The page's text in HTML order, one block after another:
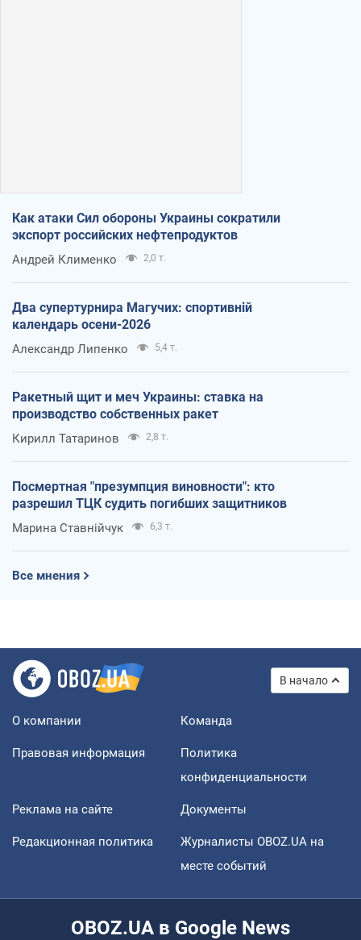
Как атаки Сил обороны Украины сократили
экспорт российских нефтепродуктов
Андрей Клименко 2,0 т.
Два супертурнира Магучих: спортивній
календарь осени-2026
Александр Липенко 5,4 т.
Ракетный щит и меч Украины: ставка на
производство собственных ракет
Кирилл Татаринов 2,8 т.
Посмертная "презумпция виновности": кто
разрешил ТЦК судить погибших защитников
Марина Ставнійчук 6,3 т.
Все мнения
В начало
О компании Команда
Правовая информация
Политика
конфиденциальности
Реклама на сайте Документы
Редакционная политика
Журналисты OBOZ.UA на
месте событий
OBOZ.UA в Google News